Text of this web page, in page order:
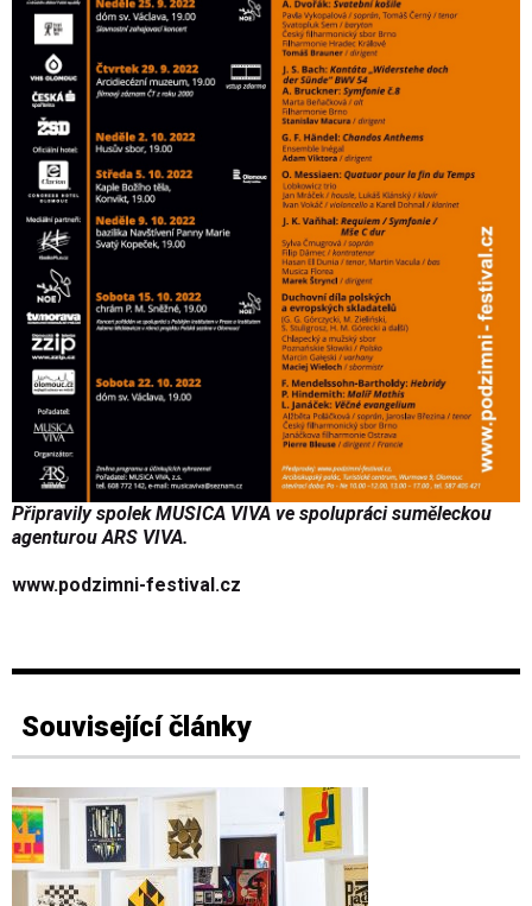
Připravily spolek MUSICA VIVA ve spolupráci suměleckou
agenturou ARS VIVA.
www.podzimni-festival.cz
Související články